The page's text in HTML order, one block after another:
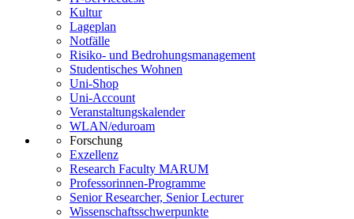
Kultur
Lageplan
Notfälle
Risiko- und Bedrohungsmanagement
Studentisches Wohnen
Uni-Shop
Uni-Account
Veranstaltungskalender
WLAN/eduroam
Forschung
Exzellenz
Research Faculty MARUM
Professorinnen-Programme
Senior Researcher, Senior Lecturer
Wissenschaftsschwerpunkte